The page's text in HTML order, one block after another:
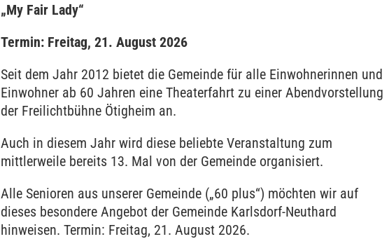
„My Fair Lady“
Termin: Freitag, 21. August 2026
Seit dem Jahr 2012 bietet die Gemeinde für alle Einwohnerinnen und
Einwohner ab 60 Jahren eine Theaterfahrt zu einer Abendvorstellung
der Freilichtbühne Ötigheim an.
Auch in diesem Jahr wird diese beliebte Veranstaltung zum
mittlerweile bereits 13. Mal von der Gemeinde organisiert.
Alle Senioren aus unserer Gemeinde („60 plus“) möchten wir auf
dieses besondere Angebot der Gemeinde Karlsdorf-Neuthard
hinweisen. Termin: Freitag, 21. August 2026.